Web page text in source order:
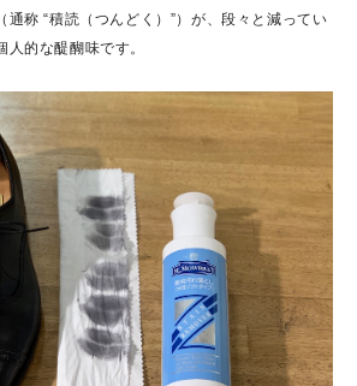
通称 “積読（つんどく）”）が、段々と減ってい
人的な醍醐味です。